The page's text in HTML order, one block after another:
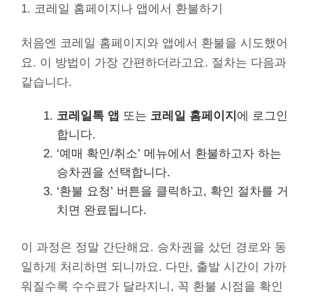
1. 코레일 홈페이지나 앱에서 환불하기
처음엔 코레일 홈페이지와 앱에서 환불을 시도했어
요. 이 방법이 가장 간편하더라고요. 절차는 다음과
같습니다.
코레일톡 앱 또는 코레일 홈페이지 에 로그인
합니다.
‘예매 확인/취소’ 메뉴에서 환불하고자 하는
승차권을 선택합니다.
‘환불 요청’ 버튼을 클릭하고, 확인 절차를 거
치면 완료됩니다.
이 과정은 정말 간단해요. 승차권을 샀던 경로와 동
일하게 처리하면 되니까요. 다만, 출발 시간이 가까
워질수록 수수료가 달라지니, 꼭 환불 시점을 확인